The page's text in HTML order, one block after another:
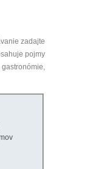
zadajte
pojmy
gastronómie,